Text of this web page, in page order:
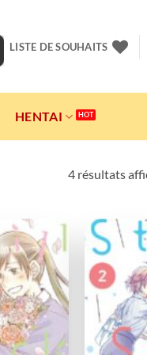
LISTE DE SOUHAITS
HENTAI
4 résultats
Ajouter
à la
wishlist